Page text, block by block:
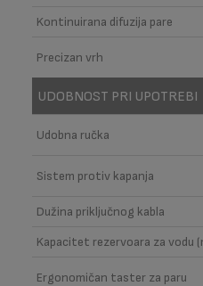
Kontinuirana difuzija pare
Precizan vrh
UDOBNOST PRI UPOTREBI
Udobna ručka
Sistem protiv kapanja
Dužina priključnog kabla
Kapacitet rezervoara za vodu
Ergonomičan taster za paru